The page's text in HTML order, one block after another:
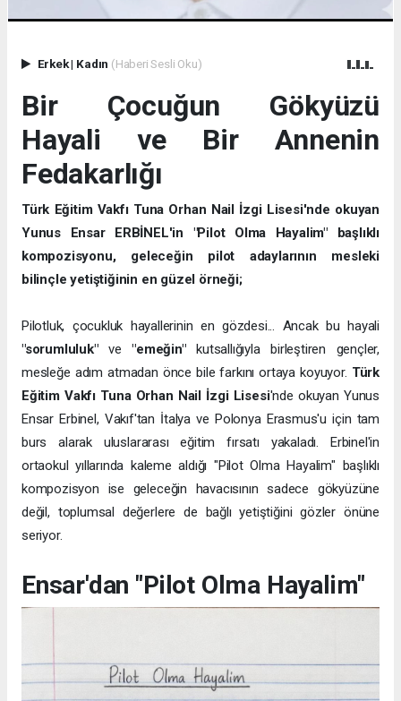
Erkek| Kadın (Haberi Sesli Oku)
Bir Çocuğun Gökyüzü
Hayali ve Bir Annenin
Fedakarlığı
Türk Eğitim Vakfı Tuna Orhan Nail İzgi Lisesi'nde okuyan
Yunus Ensar ERBİNEL'in "Pilot Olma Hayalim" başlıklı
kompozisyonu, geleceğin pilot adaylarının mesleki
bilinçle yetiştiğinin en güzel örneği;
Pilotluk, çocukluk hayallerinin en gözdesi... Ancak bu hayali
"sorumluluk"ve"emeğin"kutsallığıyla birleştiren gençler,
mesleğe adım atmadan önce bile farkını ortaya koyuyor. Türk
Eğitim Vakfı Tuna Orhan Nail İzgi Lisesi'nde okuyan Yunus
Ensar Erbinel, Vakıf'tan İtalya ve Polonya Erasmus'u için tam
burs alarak uluslararası eğitim fırsatı yakaladı. Erbinel'in
ortaokul yıllarında kaleme aldığı "Pilot Olma Hayalim" başlıklı
kompozisyon ise geleceğin havacısının sadece gökyüzüne
değil, toplumsal değerlere de bağlı yetiştiğini gözler önüne
seriyor.
Ensar'dan "Pilot Olma Hayalim"